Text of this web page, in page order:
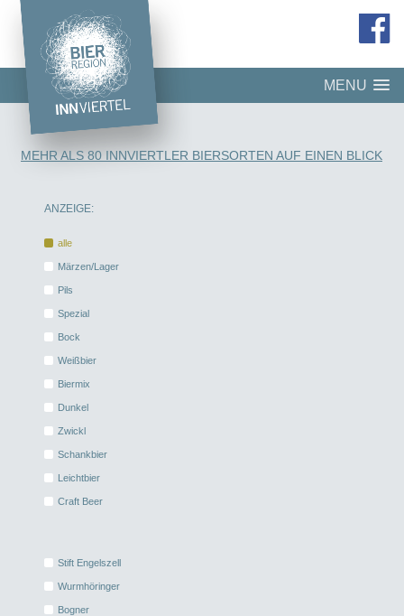
MENU
MEHR ALS 80 INNVIERTLER BIERSORTEN AUF EINEN BLICK
ANZEIGE:
alle
Märzen/Lager
Pils
Spezial
Bock
Weißbier
Biermix
Dunkel
Zwickl
Schankbier
Leichtbier
Craft Beer
Stift Engelszell
Wurmhöringer
Bogner